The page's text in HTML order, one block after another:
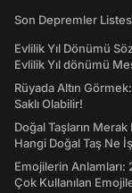
Son Depremler
Evlilik Yıl Dönümü
Evlilik Yıl dönümü
Rüyada Altın
Saklı Olabilir!
Doğal Taşların
Hangi Doğal Taş Ne
Emojilerin
Çok Kullanılan